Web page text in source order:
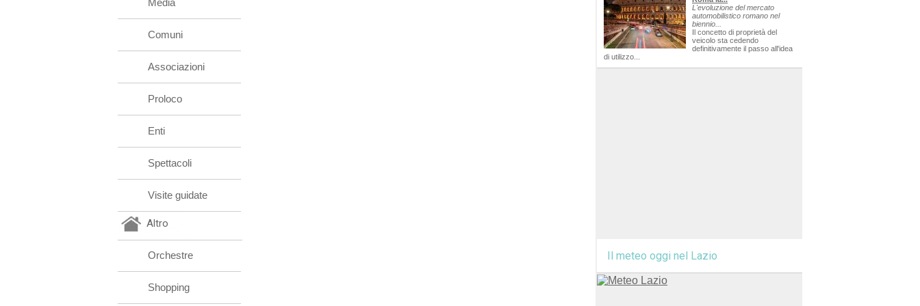
Media
Comuni
Associazioni
Proloco
Enti
Spettacoli
Visite guidate
Altro
Orchestre
Shopping
L'evoluzione del mercato
automobilistico romano nel
biennio...
Il concetto di proprietà del
veicolo sta cedendo
definitivamente il passo all'idea
di utilizzo...
Il meteo oggi nel Lazio